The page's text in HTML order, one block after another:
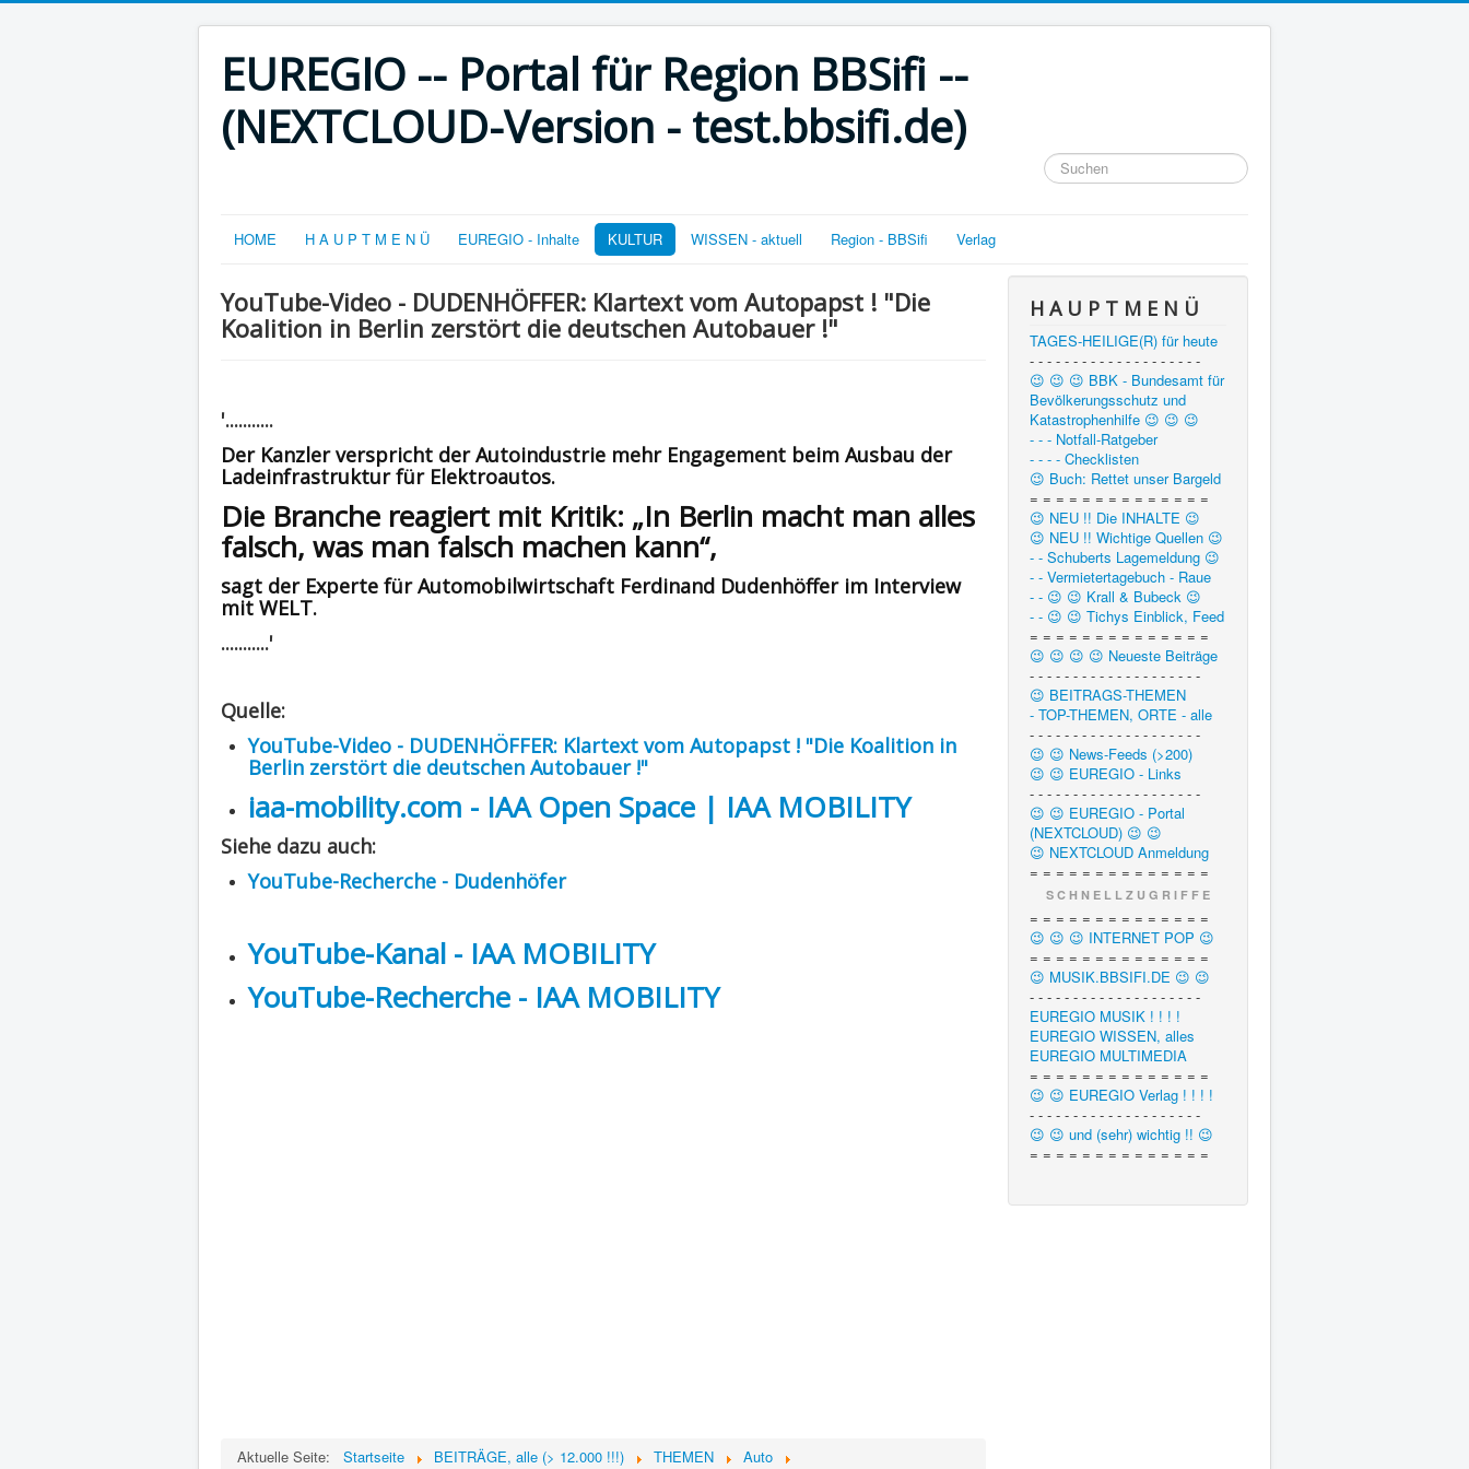
EUREGIO -- Portal für Region BBSifi --
(NEXTCLOUD-Version - test.bbsifi.de)
Suchen
...
HOME H A U P T M E N Ü EUREGIO - Inhalte KULTUR WISSEN - aktuell Region - BBSifi Verlag
YouTube-Video - DUDENHÖFFER: Klartext vom Autopapst ! "Die
Koalition in Berlin zerstört die deutschen Autobauer !"
'...........
Der Kanzler verspricht der Autoindustrie mehr Engagement beim Ausbau der
Ladeinfrastruktur für Elektroautos.
Die Branche reagiert mit Kritik: „In Berlin macht man alles
falsch, was man falsch machen kann“,
sagt der Experte für Automobilwirtschaft Ferdinand Dudenhöffer im Interview
mit WELT.
...........'
Quelle:
YouTube-Video - DUDENHÖFFER: Klartext vom Autopapst ! "Die Koalition in
Berlin zerstört die deutschen Autobauer !"
iaa-mobility.com - IAA Open Space | IAA MOBILITY
Siehe dazu auch:
YouTube-Recherche - Dudenhöfer
YouTube-Kanal - IAA MOBILITY
YouTube-Recherche - IAA MOBILITY
Aktuelle Seite: Startseite BEITRÄGE, alle (> 12.000 !!!) THEMEN
Auto
H A U P T M E N Ü
TAGES-HEILIGE(R) für heute
- - - - - - - - - - - - - - - - - - - -
😉 😉 😉 BBK - Bundesamt für
Bevölkerungsschutz und
Katastrophenhilfe 😉 😉 😉
- - - Notfall-Ratgeber
- - - - Checklisten
😉 Buch: Rettet unser Bargeld
= = = = = = = = = = = = = =
😉 NEU !! Die INHALTE 😉
😉 NEU !! Wichtige Quellen 😉
- - Schuberts Lagemeldung 😉
- - Vermietertagebuch - Raue
- - 😉 😉 Krall & Bubeck 😉
- - 😉 😉 Tichys Einblick, Feed
= = = = = = = = = = = = = =
😉 😉 😉 😉 Neueste Beiträge
- - - - - - - - - - - - - - - - - - - -
😉 BEITRAGS-THEMEN
- TOP-THEMEN, ORTE - alle
- - - - - - - - - - - - - - - - - - - -
😉 😉 News-Feeds (>200)
😉 😉 EUREGIO - Links
- - - - - - - - - - - - - - - - - - - -
😉 😉 EUREGIO - Portal
(NEXTCLOUD) 😉 😉
😉 NEXTCLOUD Anmeldung
= = = = = = = = = = = = = =
S C H N E L L Z U G R I F F E
= = = = = = = = = = = = = =
😉 😉 😉 INTERNET POP 😉
= = = = = = = = = = = = = =
😉 MUSIK.BBSIFI.DE 😉 😉
- - - - - - - - - - - - - - - - - - - -
EUREGIO MUSIK ! ! ! !
EUREGIO WISSEN, alles
EUREGIO MULTIMEDIA
= = = = = = = = = = = = = =
😉 😉 EUREGIO Verlag ! ! ! !
- - - - - - - - - - - - - - - - - - - -
😉 😉 und (sehr) wichtig !! 😉
= = = = = = = = = = = = = =